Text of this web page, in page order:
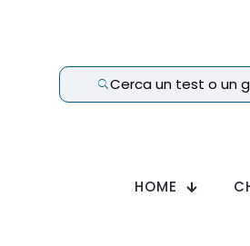
Cerca un test o un
HOME